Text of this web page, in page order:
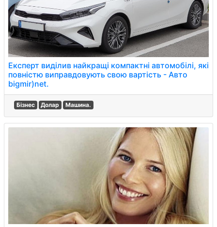
Експерт виділив найкращі компактні автомобілі, які
повністю виправдовують свою вартість - Авто
bigmir)net.
Бізнес Долар Машина.